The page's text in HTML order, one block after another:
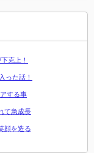
克上！
った話！
する事
て急成長
顔を造る